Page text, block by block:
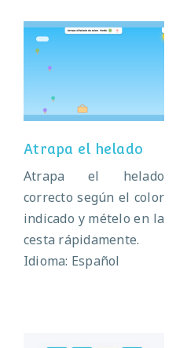
Atrapa el helado
Atrapa el helado
Atrapa el helado
correcto según el color
indicado y mételo en la
cesta rápidamente.
Idioma: Español